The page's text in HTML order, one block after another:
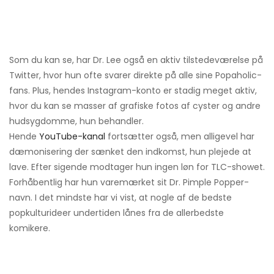
Som du kan se, har Dr. Lee også en aktiv tilstedeværelse på
Twitter, hvor hun ofte svarer direkte på alle sine Popaholic-
fans. Plus, hendes Instagram-konto er stadig meget aktiv,
hvor du kan se masser af grafiske fotos af cyster og andre
hudsygdomme, hun behandler.
Hende YouTube-kanal fortsætter også, men alligevel har
dæmonisering der sænket den indkomst, hun plejede at
lave. Efter sigende modtager hun ingen løn for TLC-showet.
Forhåbentlig har hun varemærket sit Dr. Pimple Popper-
navn. I det mindste har vi vist, at nogle af de bedste
popkulturideer undertiden lånes fra de allerbedste
komikere.